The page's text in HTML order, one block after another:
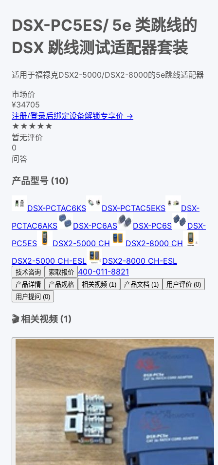
DSX-PC5ES/ 5e 类跳线的
DSX 跳线测试适配器套装
适用于福禄克DSX2-5000/DSX2-8000的5e跳线适配器
市场价
¥34705
注册/登录后绑定设备解锁专享价 →
★ ★ ★ ★ ★
暂无评价
0
问答
产品型号 (10)
DSX-PCTAC6KS DSX-PCTAC5EKS
DSX-
PCTAC6AKS
DSX-PC6AS DSX-PC6S
DSX-
PC5ES
DSX2-5000 CH
DSX2-8000 CH
DSX2-5000 CH-ESL
DSX2-8000 CH-ESL
技术咨询 索取报价 400-011-8821
产品详情 产品规格 相关视频 (1) 产品文档 (1)
用户评价 (0)
用户提问 (0)
🎬 相关视频 (1)